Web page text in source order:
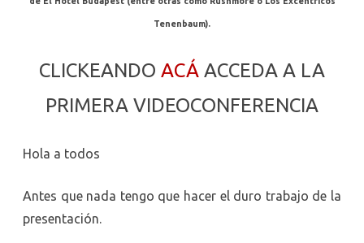
Tenenbaum).
CLICKEANDO ACÁ ACCEDA A LA
PRIMERA VIDEOCONFERENCIA
Hola a todos
Antes que nada tengo que hacer el duro trabajo de la
presentación.